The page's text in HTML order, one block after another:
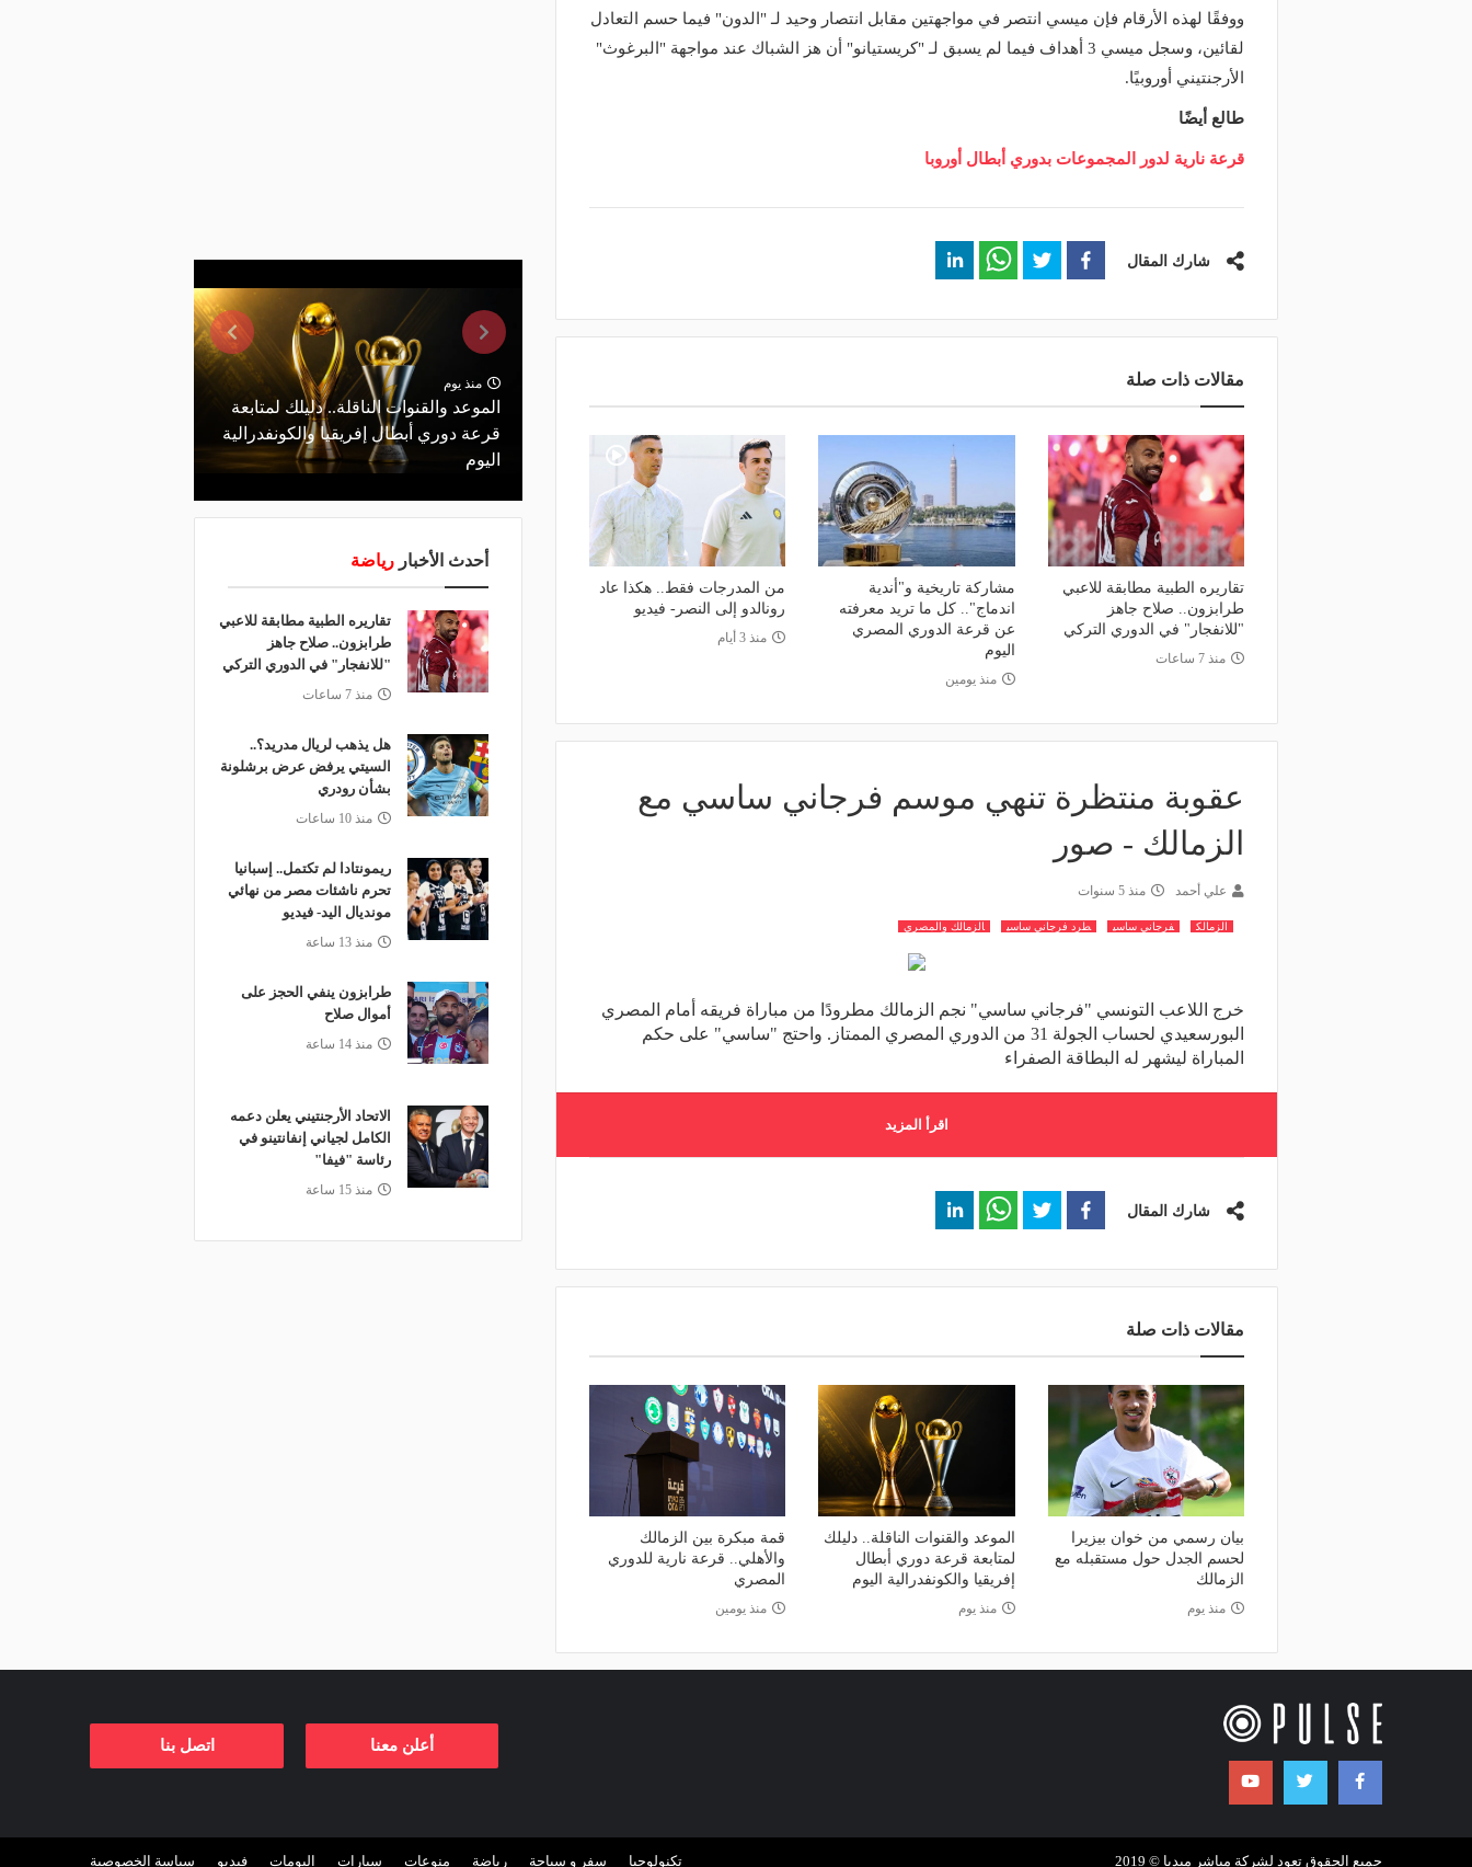
ووفقًا لهذه الأرقام فإن ميسي انتصر في مواجهتين مقابل انتصار وحيد لـ "الدون" فيما حسم التعادل
لقائين، وسجل ميسي 3 أهداف فيما لم يسبق لـ "كريستيانو" أن هز الشباك عند مواجهة "البرغوث"
الأرجنتيني أوروبيًا.
طالع أيضًا
قرعة نارية لدور المجموعات بدوري أبطال أوروبا
شارك المقال
مقالات ذات صلة
تقاريره الطبية مطابقة للاعبي
طرابزون.. صلاح جاهز
"للانفجار" في الدوري التركي
منذ 7 ساعات
مشاركة تاريخية و"أندية
اندماج".. كل ما تريد معرفته
عن قرعة الدوري المصري
اليوم
منذ يومين
من المدرجات فقط.. هكذا عاد
رونالدو إلى النصر- فيديو
منذ 3 أيام
عقوبة منتظرة تنهي موسم فرجاني ساسي مع
الزمالك - صور
علي أحمد منذ 5 سنوات
الزمالك فرجاني ساسي طرد فرجاني ساسي الزمالك والمصري
خرج اللاعب التونسي "فرجاني ساسي" نجم الزمالك مطرودًا من مباراة فريقه أمام المصري
البورسعيدي لحساب الجولة 31 من الدوري المصري الممتاز. واحتج "ساسي" على حكم
المباراة ليشهر له البطاقة الصفراء
اقرأ المزيد
شارك المقال
مقالات ذات صلة
بيان رسمي من خوان بيزيرا
لحسم الجدل حول مستقبله مع
الزمالك
منذ يوم
الموعد والقنوات الناقلة.. دليلك
لمتابعة قرعة دوري أبطال
إفريقيا والكونفدرالية اليوم
منذ يوم
قمة مبكرة بين الزمالك
والأهلي.. قرعة نارية للدوري
المصري
منذ يومين
منذ يوم
الموعد والقنوات الناقلة.. دليلك لمتابعة
قرعة دوري أبطال إفريقيا والكونفدرالية
اليوم
منذ 10 ساعات
هل يذهب لريال مدريد؟.. السيتي يرفض
عرض برشلونة بشأن رودري
منذ يوم
الأهلي يعلن رسميًا رحيل محمد علي بن
رمضان
والقنوات الناقلة.. دليلك لمتابعة
دوري أبطال إفريقيا والكونفدرالية
أحدث الأخبار رياضة
تقاريره الطبية مطابقة للاعبي
طرابزون.. صلاح جاهز
"للانفجار" في الدوري التركي
منذ 7 ساعات
هل يذهب لريال مدريد؟..
السيتي يرفض عرض برشلونة
بشأن رودري
منذ 10 ساعات
ريمونتادا لم تكتمل.. إسبانيا
تحرم ناشئات مصر من نهائي
مونديال اليد- فيديو
منذ 13 ساعة
طرابزون ينفي الحجز على
أموال صلاح
منذ 14 ساعة
الاتحاد الأرجنتيني يعلن دعمه
الكامل لجياني إنفانتينو في
رئاسة "فيفا"
منذ 15 ساعة
أعلن معنا اتصل بنا
تكنولوجيا سفر و سياحة رياضة منوعات سيارات البومات فيديو سياسة الخصوصية جميع الحقوق تعود لشركة مباشر ميديا © 2019